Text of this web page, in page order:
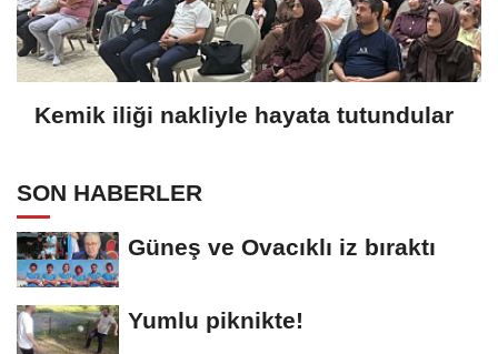
Kemik iliği nakliyle hayata tutundular
SON HABERLER
Güneş ve Ovacıklı iz bıraktı
Yumlu piknikte!